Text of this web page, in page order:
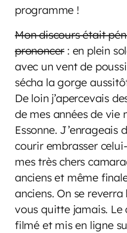
programme !
Mon discours était
prononcer: en plein
avec un vent de
sécha la gorge
De loin j’apercevais
de mes années de vie
Essonne. J’enrageais
courir embrasser
mes très chers
anciens et même
anciens. On se
vous quitte jamais. Le
filmé et mis en ligne